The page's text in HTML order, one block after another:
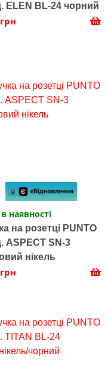
ELEN BL-24 чорний
наявності
на розетці PUNTO
ASPECT SN-3
нікель